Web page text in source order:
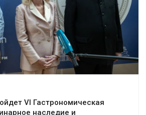
VI Гастрономическая
наследие и